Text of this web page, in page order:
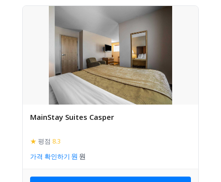
MainStay Suites Casper
★ 평점 8.3
가격 확인하기